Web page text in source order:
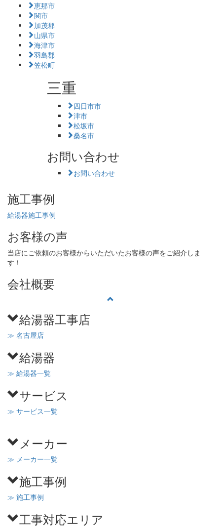
恵那市
関市
加茂郡
山県市
海津市
羽島郡
笠松町
三重
四日市市
津市
松坂市
桑名市
お問い合わせ
お問い合わせ
施工事例
給湯器施工事例
お客様の声
当店にご依頼のお客様からいただいたお客様の声をご紹介しま
す！
会社概要
給湯器工事店
≫ 名古屋店
給湯器
≫ 給湯器一覧
サービス
≫ サービス一覧
メーカー
≫ メーカー一覧
施工事例
≫ 施工事例
工事対応エリア